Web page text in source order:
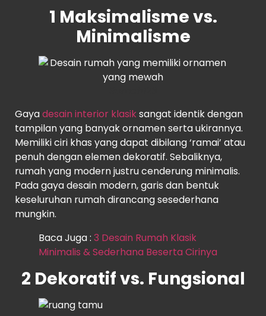
1 Maksimalisme vs.
Minimalisme
Gayadesain interior klasiksangat identik dengan
tampilan yang banyak ornamen serta ukirannya.
Memiliki ciri khas yang dapat dibilang ‘ramai’ atau
penuh dengan elemen dekoratif. Sebaliknya,
rumah yang modern justru cenderung minimalis.
Pada gaya desain modern, garis dan bentuk
keseluruhan rumah dirancang sesederhana
mungkin.
Baca Juga : 3 Desain Rumah Klasik
Minimalis & Sederhana Beserta Cirinya
2 Dekoratif vs. Fungsional